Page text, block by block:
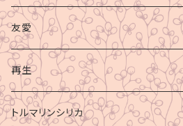
友愛
再生
トルマリンシリカ